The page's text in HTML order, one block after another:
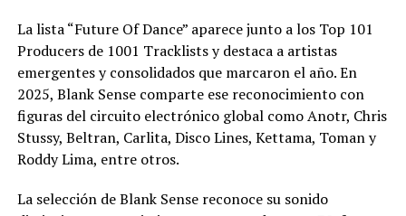
La lista “Future Of Dance” aparece junto a los Top 101
Producers de 1001 Tracklists y destaca a artistas
emergentes y consolidados que marcaron el año. En
2025, Blank Sense comparte ese reconocimiento con
figuras del circuito electrónico global como Anotr, Chris
Stussy, Beltran, Carlita, Disco Lines, Kettama, Toman y
Roddy Lima, entre otros.
La selección de Blank Sense reconoce su sonido